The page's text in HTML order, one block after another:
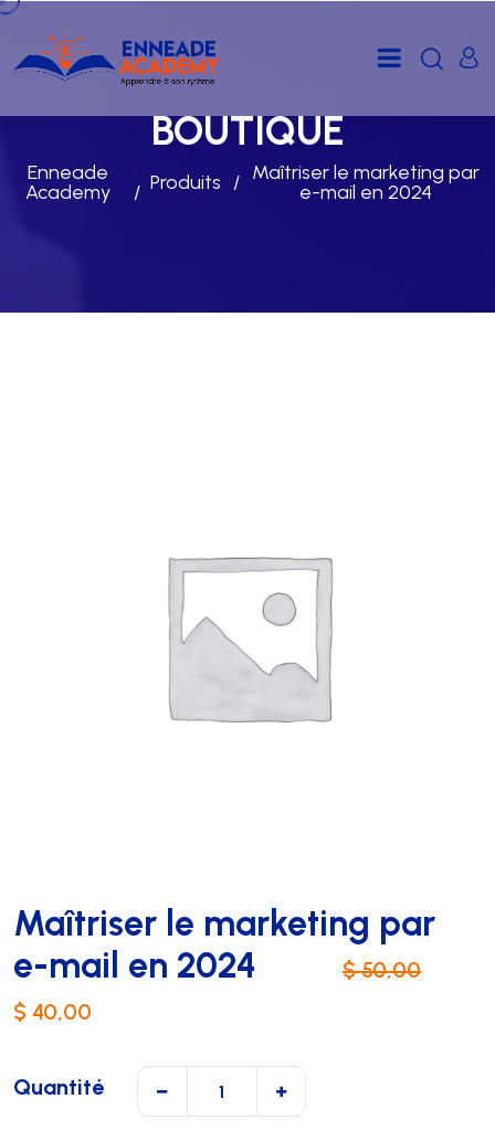
BOUTIQUE
Enneade
Academy
Produits
Maîtriser le marketing par
e-mail en 2024
Maîtriser le marketing par
e-mail en 2024
$50,00
$ 40,00
Quantité